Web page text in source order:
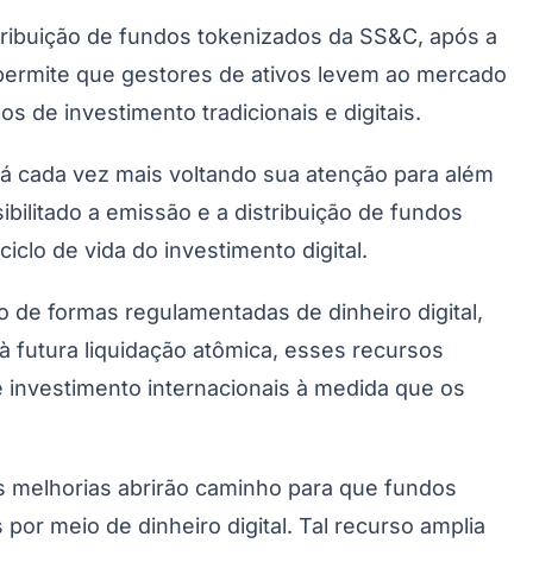
Taboão da SerraEmbu das Artes
São Roque
de fundos tokenizados da SS&C, após a
que gestores de ativos levem ao mercado
de investimento tradicionais e digitais.
vez mais voltando sua atenção para além
a emissão e a distribuição de fundos
de vida do investimento digital.
formas regulamentadas de dinheiro digital,
futura liquidação atômica, esses recursos
internacionais à medida que os
abrirão caminho para que fundos
meio de dinheiro digital. Tal recurso amplia